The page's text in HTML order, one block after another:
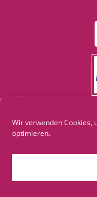
Wir verwenden Cookies,
optimieren.
WebdesignF-